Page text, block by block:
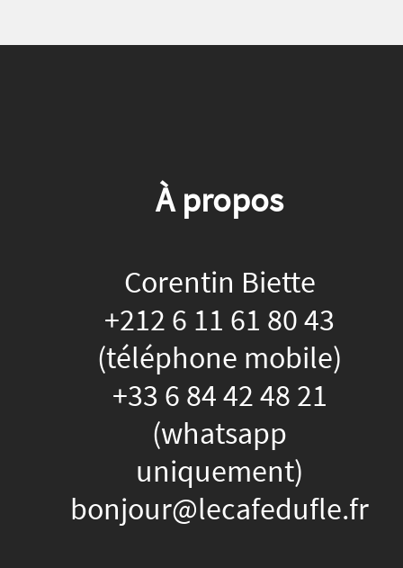
À propos
Corentin Biette
+212 6 11 61 80 43
(téléphone mobile)
+33 6 84 42 48 21
(whatsapp
uniquement)
bonjour@lecafedufle.fr